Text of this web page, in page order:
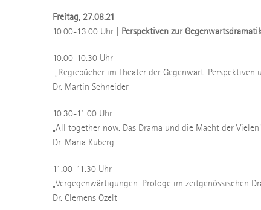
Freitag, 27.08.21
10.00-13.00 Uhr | Perspektiven zur
10.00-10.30 Uhr
„Regiebücher im Theater der Gegenwart. Perspektiven
Dr. Martin Schneider
10.30-11.00 Uhr
„All together now. Das Drama und die Macht der
Dr. Maria Kuberg
11.00-11.30 Uhr
„Vergegenwärtigungen. Prologe im zeitgenössischen
Dr. Clemens Özelt